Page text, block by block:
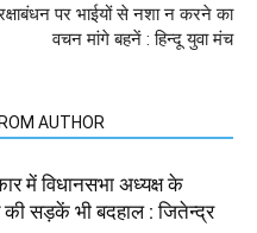
पर भाईयों से नशा न करने का
वचन मांगे बहनें : हिन्दू युवा मंच
AUTHOR
में विधानसभा अध्यक्ष के
की सड़कें भी बदहाल : जितेन्द्र